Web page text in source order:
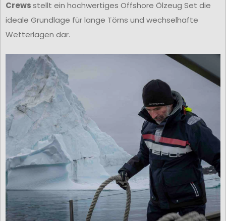
Crewsstellt ein hochwertiges Offshore Ölzeug Set die
ideale Grundlage für lange Törns und wechselhafte
Wetterlagen dar.